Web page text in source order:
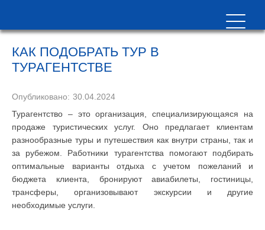
КАК ПОДОБРАТЬ ТУР В
ТУРАГЕНТСТВЕ
Опубликовано: 30.04.2024
Турагентство – это организация, специализирующаяся на
продаже туристических услуг. Оно предлагает клиентам
разнообразные туры и путешествия как внутри страны, так и
за рубежом. Работники турагентства помогают подбирать
оптимальные варианты отдыха с учетом пожеланий и
бюджета клиента, бронируют авиабилеты, гостиницы,
трансферы, организовывают экскурсии и другие
необходимые услуги.